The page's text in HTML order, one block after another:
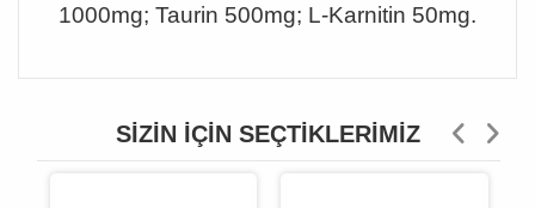
1000mg; Taurin 500mg; L‐Karnitin 50mg.
SIZIN İÇIN SEÇTIKLERIMIZ